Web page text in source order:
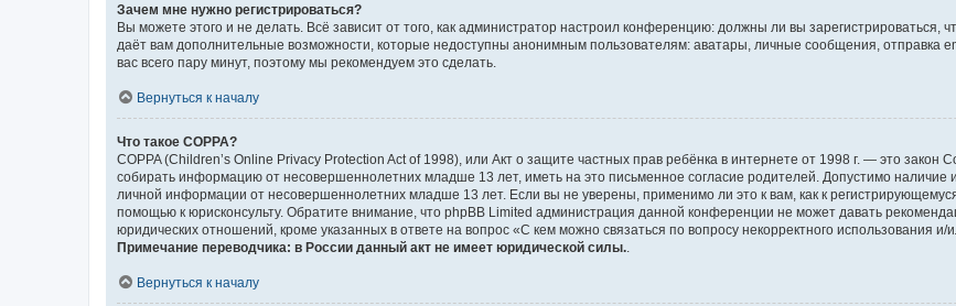
Зачем мне нужно регистрироваться?
Вы можете этого и не делать. Всё зависит от того, как администратор настроил конференцию: должны ли вы
даёт вам дополнительные возможности, которые недоступны анонимным пользователям: аватары, личные сообщения, отправка
вас всего пару минут, поэтому мы рекомендуем это сделать.
Вернуться к началу
Что такое COPPA?
COPPA (Children’s Online Privacy Protection Act of 1998), или Акт о защите частных прав ребёнка в интернете от 1998 г. — это
собирать информацию от несовершеннолетних младше 13 лет, иметь на это письменное согласие родителей. Допустимо наличие
личной информации от несовершеннолетних младше 13 лет. Если вы не уверены, применимо ли это к вам, как к
помощью к юрисконсульту. Обратите внимание, что phpBB Limited администрация данной конференции не может давать
юридических отношений, кроме указанных в ответе на вопрос «С кем можно связаться по вопросу некорректного использования
Примечание переводчика: в России данный акт не имеет юридической силы.
Вернуться к началу